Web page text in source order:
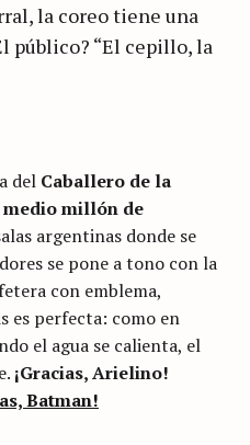
la coreo tiene una
público? “El cepillo, la
del Caballero de la
medio millón de
argentinas donde se
se pone a tono con la
con emblema,
es perfecta: como en
el agua se calienta, el
¡Gracias, Arielino!
Batman!